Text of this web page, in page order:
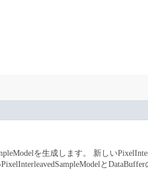
を生成します。
新しい
と